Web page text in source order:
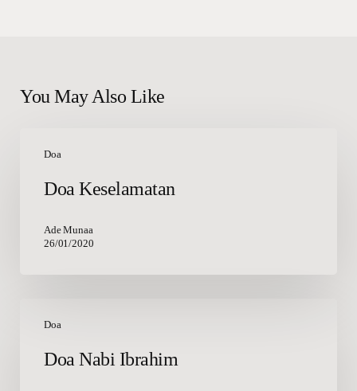
You May Also Like
Doa
Keselamatan
Doa Keselamatan
Ade Munaa
26/01/2020
Doa
Doa Nabi Ibrahim